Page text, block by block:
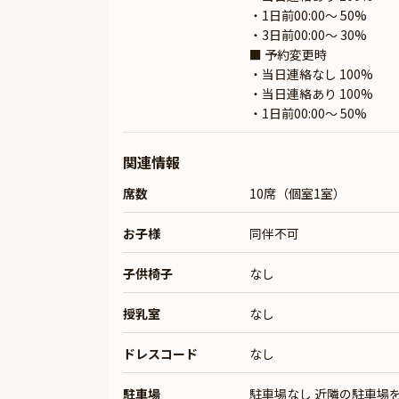
・1日前00:00〜 50%
・3日前00:00〜 30%
■ 予約変更時
・当日連絡なし 100%
・当日連絡あり 100%
・1日前00:00〜 50%
関連情報
席数 10席（個室1室）
お子様 同伴不可
子供椅子 なし
授乳室 なし
ドレスコード なし
駐車場 駐車場なし 近隣の駐車場